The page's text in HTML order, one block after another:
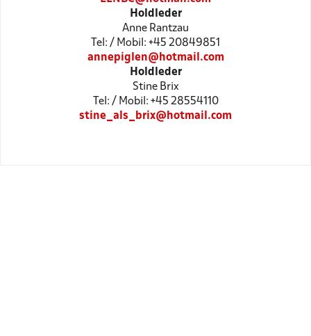
Holdleder
Anne Rantzau
Tel: / Mobil: +45 20849851
annepiglen@hotmail.com
Holdleder
Stine Brix
Tel: / Mobil: +45 28554110
stine_als_brix@hotmail.com